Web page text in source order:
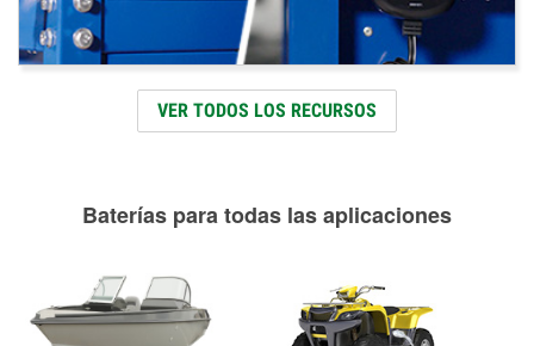
VER TODOS LOS RECURSOS
Baterías para todas las aplicaciones